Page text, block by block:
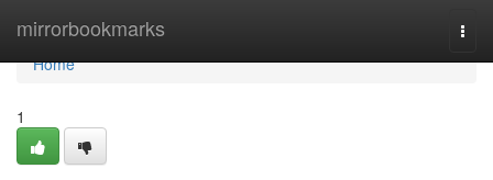
mirrorbookmarks
Home
Home
1